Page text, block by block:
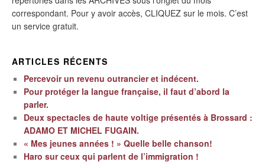
correspondant. Pour y avoir accès, CLIQUEZ sur le mois. C’est
un service gratuit.
ARTICLES RÉCENTS
Percevoir un revenu outrancier et indécent.
Pour protéger la langue française, il faut d’abord la
parler.
Deux spectacles de haute voltige présentés à Brossard :
ADAMO ET MICHEL FUGAIN.
« Mes jeunes années ! » Quelle belle chanson!
Haro sur ceux qui parlent de l’immigration !